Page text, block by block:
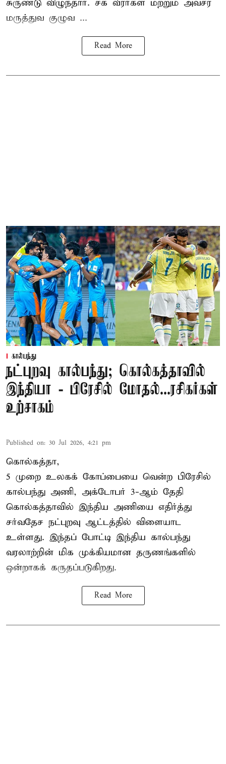
சுருண்டு விழுந்தார். சக வீரர்கள் மற்றும் அவசர
மருத்துவ குழுவ ...
Read More
கால்பந்து
நட்புறவு கால்பந்து; கொல்கத்தாவில்
இந்தியா - பிரேசில் மோதல்...ரசிகர்கள்
உற்சாகம்
Published on: 30 Jul 2026, 4:21 pm
கொல்கத்தா,
5 முறை உலகக் கோப்பையை வென்ற பிரேசில்
கால்பந்து அணி, அக்டோபர் 3-ஆம் தேதி
கொல்கத்தாவில் இந்திய அணியை எதிர்த்து
சர்வதேச நட்புறவு ஆட்டத்தில் விளையாட
உள்ளது. இந்தப் போட்டி இந்திய கால்பந்து
வரலாற்றின் மிக முக்கியமான தருணங்களில்
ஒன்றாகக் கருதப்படுகிறது.
Read More